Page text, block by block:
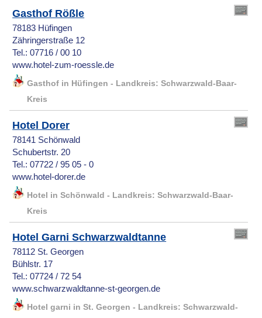
Gasthof Rößle
78183 Hüfingen
Zähringerstraße 12
Tel.: 07716 / 00 10
www.hotel-zum-roessle.de
Gasthof in Hüfingen - Landkreis: Schwarzwald-Baar-
Kreis
Hotel Dorer
78141 Schönwald
Schubertstr. 20
Tel.: 07722 / 95 05 - 0
www.hotel-dorer.de
Hotel in Schönwald - Landkreis: Schwarzwald-Baar-
Kreis
Hotel Garni Schwarzwaldtanne
78112 St. Georgen
Bühlstr. 17
Tel.: 07724 / 72 54
www.schwarzwaldtanne-st-georgen.de
Hotel garni in St. Georgen - Landkreis: Schwarzwald-